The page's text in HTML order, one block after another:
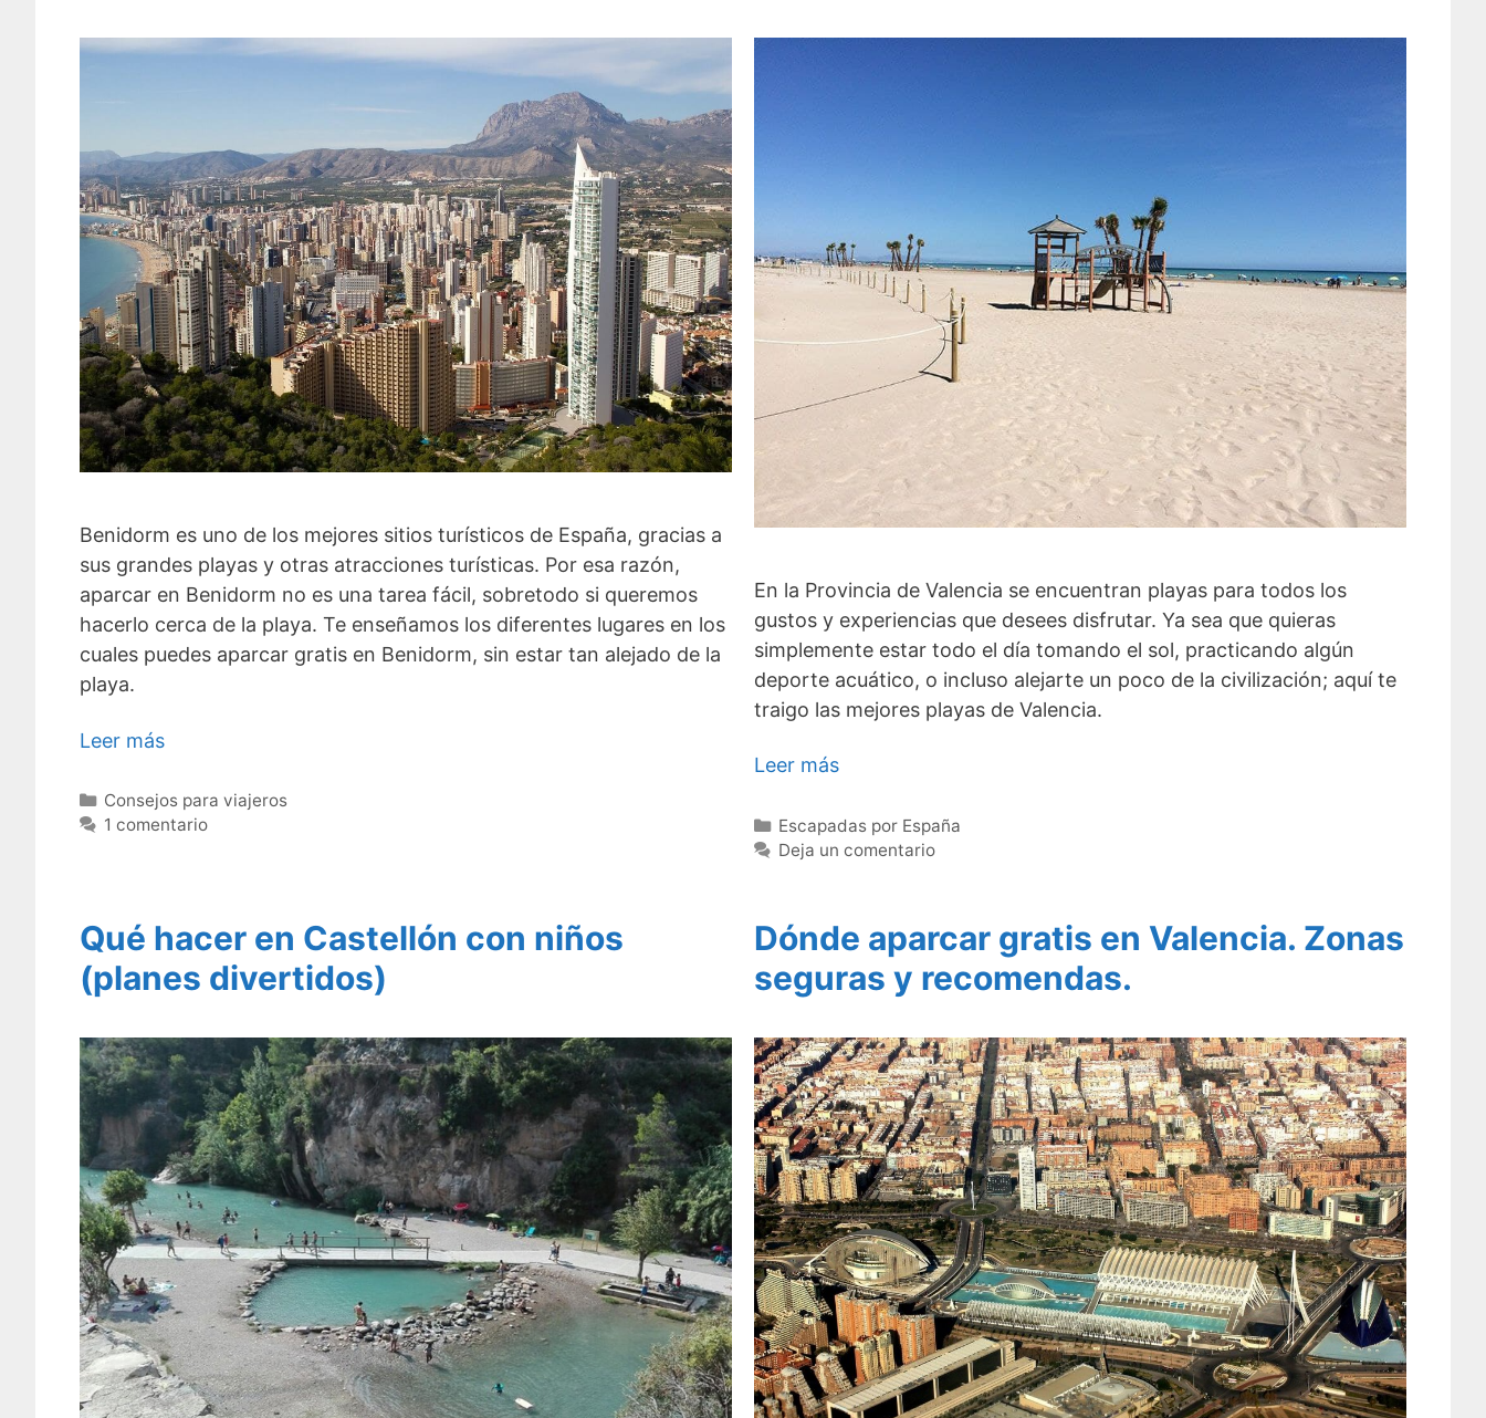
Benidorm es uno de los mejores sitios turísticos de España, gracias a
sus grandes playas y otras atracciones turísticas. Por esa razón,
aparcar en Benidorm no es una tarea fácil, sobretodo si queremos
hacerlo cerca de la playa. Te enseñamos los diferentes lugares en los
cuales puedes aparcar gratis en Benidorm, sin estar tan alejado de la
playa.
Leer más
Categorías
Consejos para viajeros
1 comentario
En la Provincia de Valencia se encuentran playas para todos los
gustos y experiencias que desees disfrutar. Ya sea que quieras
simplemente estar todo el día tomando el sol, practicando algún
deporte acuático, o incluso alejarte un poco de la civilización; aquí te
traigo las mejores playas de Valencia.
Leer más
Categorías
Escapadas por España
Deja un comentario
Qué hacer en Castellón con niños
(planes divertidos)
Dónde aparcar gratis en Valencia. Zonas
seguras y recomendas.